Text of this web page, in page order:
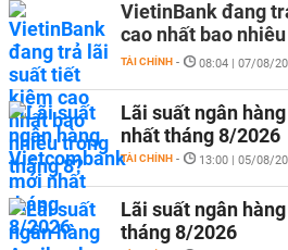
VietinBank đang
cao nhất bao
TÀI CHÍNH - 08:04 | 07/08/
Lãi suất ngân
nhất tháng 8/2026
TÀI CHÍNH - 13:00 | 05/08/
Lãi suất ngân
tháng 8/2026